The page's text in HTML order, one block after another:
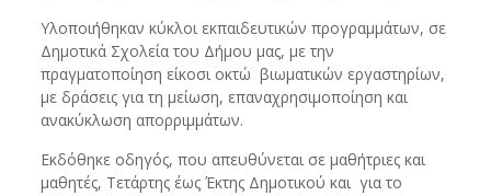
Υλοποιήθηκαν κύκλοι εκπαιδευτικών προγραμμάτων, σε
Δημοτικά Σχολεία του Δήμου μας, με την
πραγματοποίηση είκοσι οκτώ βιωματικών εργαστηρίων,
με δράσεις για τη μείωση, επαναχρησιμοποίηση και
ανακύκλωση απορριμμάτων.
Εκδόθηκε οδηγός, που απευθύνεται σε μαθήτριες και
μαθητές, Τετάρτης έως Έκτης Δημοτικού και για το